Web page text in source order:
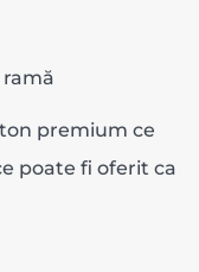
ramă
premium ce
poate fi oferit ca